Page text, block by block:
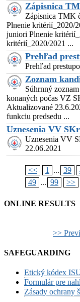
Zápisnica
Zápisnica TMK
Plnenie kritérií_2020/
juniori Plnenie
kritérií_2020/2021 ...
Prehľad
Prehľad
Zoznam
Súhrnný
konaných počas VZ
Aktualizované
funkciu predsedu ...
Uznesenia VV
Uznesenia VV
22.06.2021
<< 1 ... 39
49 ... 99 >>
ONLINE RESULTS
>>
SAFEGUARDING
Etický kódex
Formulár pre
Zásady ochrany